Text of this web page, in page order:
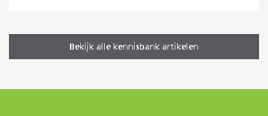
Bekijk alle kennisbank artikelen